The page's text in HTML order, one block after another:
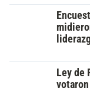
Ley de